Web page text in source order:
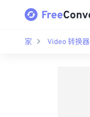
家 Video 转换器